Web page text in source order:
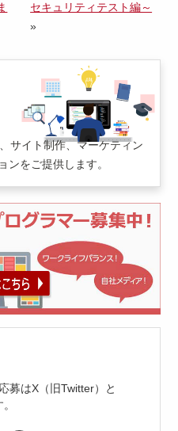
セキュリティテスト編～
»
サイト制作、マーケティン
ンをご提供します。
募はX（旧Twitter）と